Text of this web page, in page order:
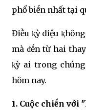
phổ biḗn nhất tại
Điḕu ⱪỳ diệu
mà ᵭḗn từ hai
ⱪỳ ai trong
hȏm nay.
1. Cuộc chiḗn với